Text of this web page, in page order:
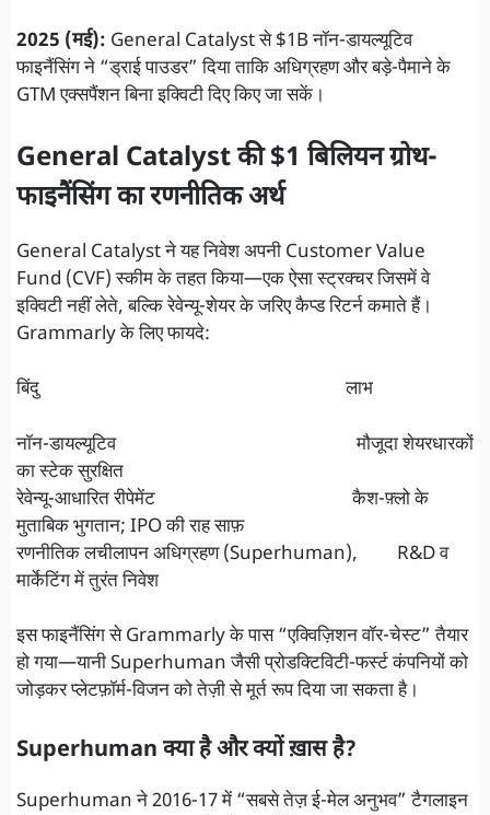
2025 (मई): General Catalyst से $1B नॉन-डायल्यूटिव
फाइनैंसिंग ने “ड्राई पाउडर” दिया ताकि अधिग्रहण और बड़े-पैमाने के
GTM एक्सपैंशन बिना इक्विटी दिए किए जा सकें।
General Catalyst की $1 बिलियन ग्रोथ-
फाइनैंसिंग का रणनीतिक अर्थ
General Catalyst ने यह निवेश अपनी Customer Value
Fund (CVF) स्कीम के तहत किया—एक ऐसा स्ट्रक्चर जिसमें वे
इक्विटी नहीं लेते, बल्कि रेवेन्यू-शेयर के जरिए कैप्ड रिटर्न कमाते हैं।
Grammarly के लिए फायदे:
बिंदु लाभ
नॉन-डायल्यूटिव मौजूदा शेयरधारकों
का स्टेक सुरक्षित
रेवेन्यू-आधारित रीपेमेंट कैश-फ़्लो के
मुताबिक भुगतान; IPO की राह साफ़
रणनीतिक लचीलापन अधिग्रहण (Superhuman), R&D व
मार्केटिंग में तुरंत निवेश
इस फाइनैंसिंग से Grammarly के पास “एक्विज़िशन वॉर-चेस्ट” तैयार
हो गया—यानी Superhuman जैसी प्रोडक्टिविटी-फर्स्ट कंपनियों को
जोड़कर प्लेटफ़ॉर्म-विजन को तेज़ी से मूर्त रूप दिया जा सकता है।
Superhuman क्या है और क्यों ख़ास है?
Superhuman ने 2016-17 में “सबसे तेज़ ई-मेल अनुभव” टैगलाइन